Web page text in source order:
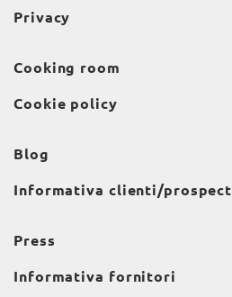
Privacy
Cooking room
Cookie policy
Blog
Informativa clienti/prospect
Press
Informativa fornitori